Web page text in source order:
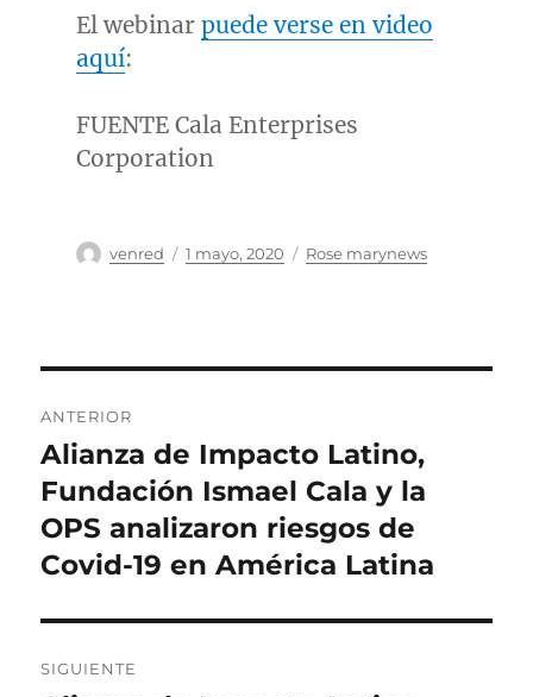
El webinar puede verse en video
aquí:
FUENTE Cala Enterprises
Corporation
Autor
venred
Publicado
1 mayo, 2020 Categorías
Rose marynews
de
entradas
ANTERIOR
Entrada
anterior:
Alianza de Impacto Latino,
Fundación Ismael Cala y la
OPS analizaron riesgos de
Covid-19 en América Latina
SIGUIENTE